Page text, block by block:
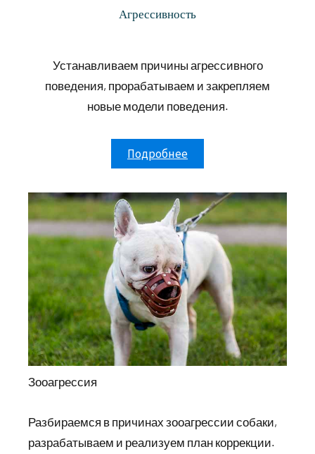
Агрессивность
Устанавливаем причины агрессивного
поведения, прорабатываем и закрепляем
новые модели поведения.
Подробнее
Зооагрессия
Разбираемся в причинах зооагрессии собаки,
разрабатываем и реализуем план коррекции.